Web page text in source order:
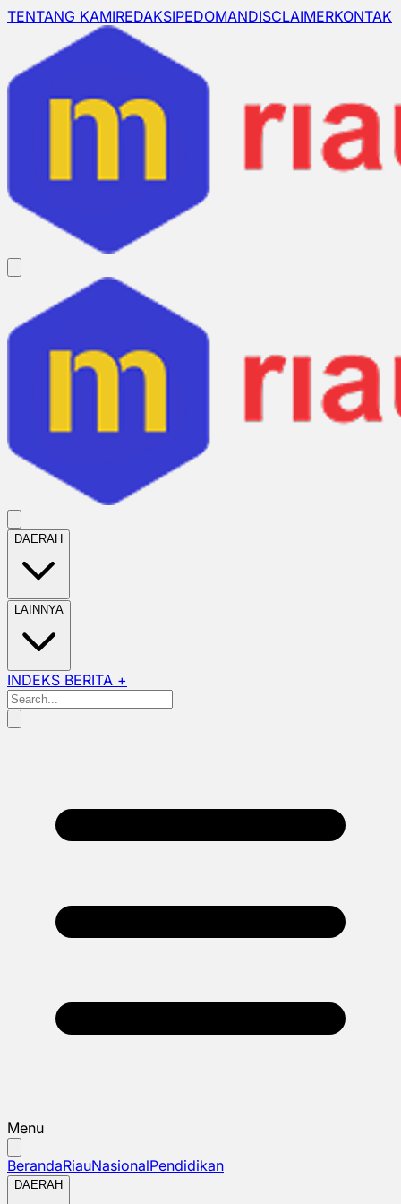
TENTANG KAMIREDAKSIPEDOMANDISCLAIMERKONTAK
DAERAH
LAINNYA
INDEKS BERITA +
Menu
BerandaRiauNasionalPendidikan
DAERAH